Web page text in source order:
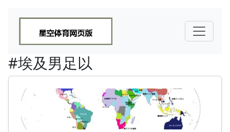
#埃及男足以